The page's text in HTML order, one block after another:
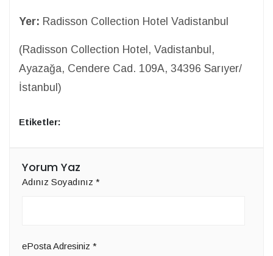
Yer: Radisson Collection Hotel Vadistanbul
(Radisson Collection Hotel, Vadistanbul,
Ayazağa, Cendere Cad. 109A, 34396 Sarıyer/
İstanbul)
Etiketler:
Yorum Yaz
Adınız Soyadınız *
ePosta Adresiniz *